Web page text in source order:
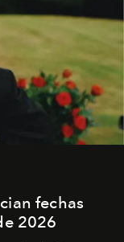
fechas
2026